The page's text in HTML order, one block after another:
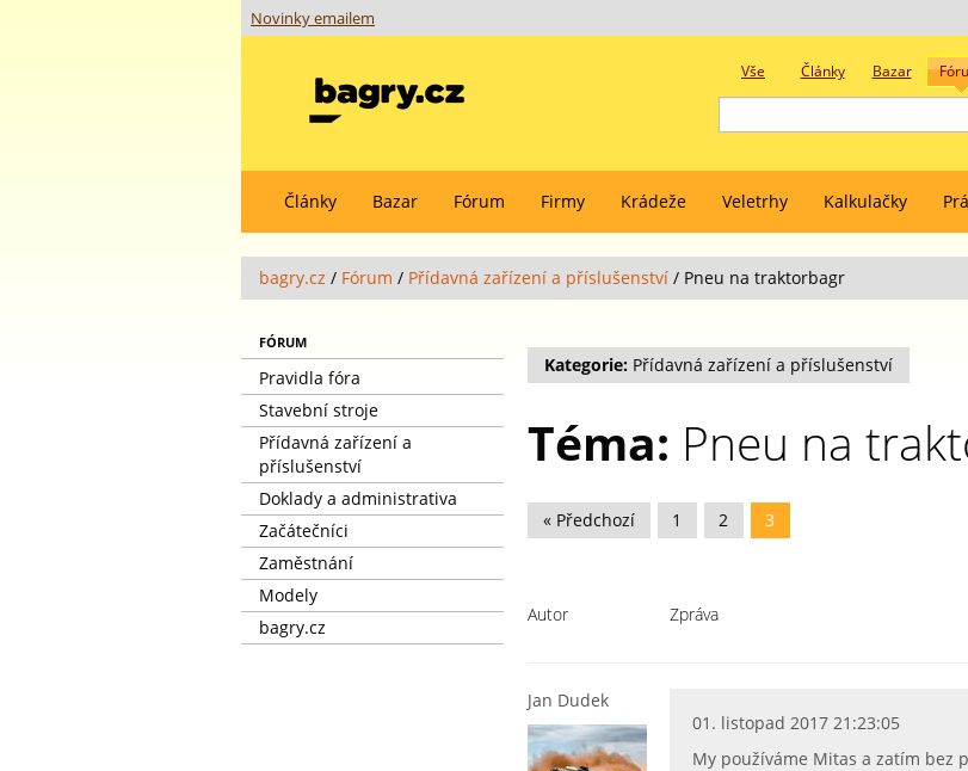
Novinky emailem
Vše Články Bazar
Články Bazar Fórum Firmy Krádeže Veletrhy Kalkulačky
bagry.cz / Fórum / Přídavná zařízení a příslušenství / Pneu na traktorbagr
FÓRUM
Pravidla fóra
Stavební stroje
Přídavná zařízení a
příslušenství
Doklady a administrativa
Začátečníci
Zaměstnání
Modely
bagry.cz
Kategorie: Přídavná zařízení a příslušenství
Téma: Pneu na
« Předchozí 1 2 3
Autor Zpráva
Jan Dudek
01. listopad 2017 21:23:05
My používáme Mitas a zatím bez